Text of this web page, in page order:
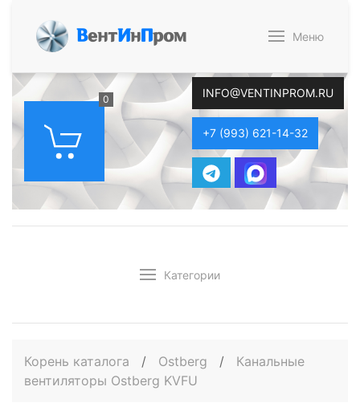
ВентИнПром Меню
0 INFO@VENTINPROM.RU
+7 (993) 621-14-32
Категории
Корень каталога / Ostberg /
Канальные
вентиляторы Ostberg KVFU